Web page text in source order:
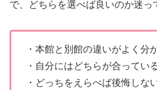
で、どちらを選べば良いのか迷っ
・本館と別館の違いがよく分
・自分にはどちらが合ってい
・どっちをえらべば後悔しな